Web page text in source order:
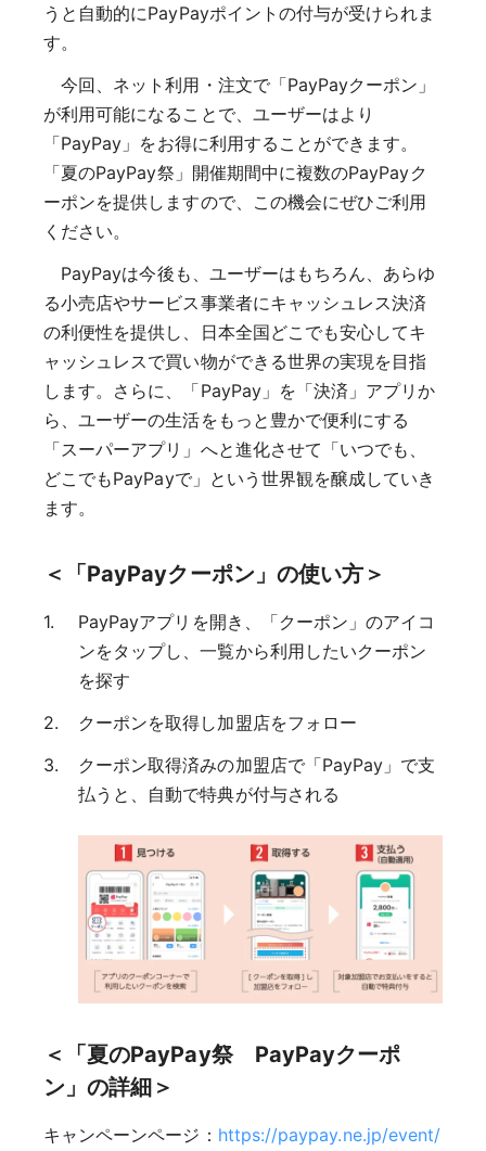
うと自動的にPayPayポイントの付与が受けられま
す。
今回、ネット利用・注文で「PayPayクーポン」
が利用可能になることで、ユーザーはより
「PayPay」をお得に利用することができます。
「夏のPayPay祭」開催期間中に複数のPayPayク
ーポンを提供しますので、この機会にぜひご利用
ください。
PayPayは今後も、ユーザーはもちろん、あらゆ
る小売店やサービス事業者にキャッシュレス決済
の利便性を提供し、日本全国どこでも安心してキ
ャッシュレスで買い物ができる世界の実現を目指
します。さらに、「PayPay」を「決済」アプリか
ら、ユーザーの生活をもっと豊かで便利にする
「スーパーアプリ」へと進化させて「いつでも、
どこでもPayPayで」という世界観を醸成していき
ます。
＜「PayPayクーポン」の使い方＞
PayPayアプリを開き、「クーポン」のアイコ
ンをタップし、一覧から利用したいクーポン
を探す
クーポンを取得し加盟店をフォロー
クーポン取得済みの加盟店で「PayPay」で支
払うと、自動で特典が付与される
＜「夏のPayPay祭 PayPayクーポ
ン」の詳細＞
キャンペーンページ： https://paypay.ne.jp/event/